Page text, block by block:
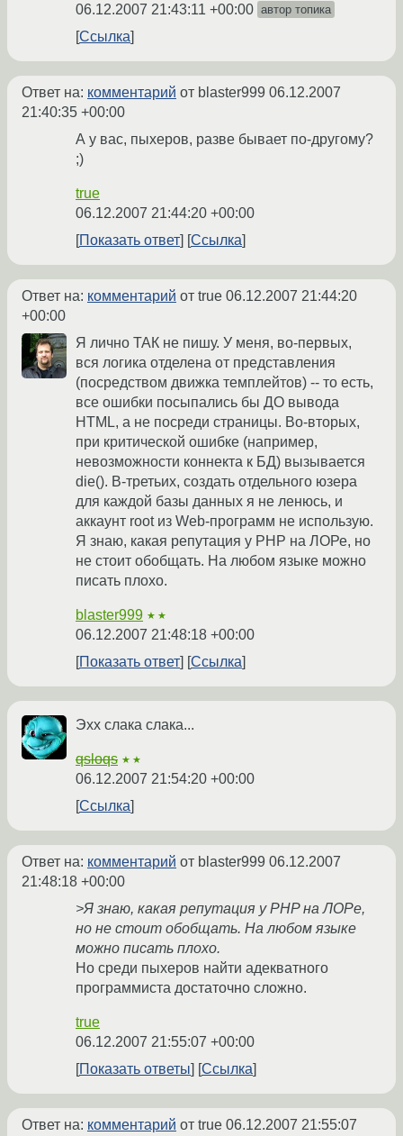
06.12.2007 21:43:11 +00:00 автор топика
Ссылка
Ответ на: комментарий от blaster999 06.12.2007
21:40:35 +00:00
А у вас, пыхеров, разве бывает по-другому?
;)
true
06.12.2007 21:44:20 +00:00
Показать ответ
Ссылка
Ответ на: комментарий от true 06.12.2007 21:44:20
+00:00
Я лично ТАК не пишу. У меня, во-первых,
вся логика отделена от представления
(посредством движка темплейтов) -- то есть,
все ошибки посыпались бы ДО вывода
HTML, а не посреди страницы. Во-вторых,
при критической ошибке (например,
невозможности коннекта к БД) вызывается
die(). В-третьих, создать отдельного юзера
для каждой базы данных я не ленюсь, и
аккаунт root из Web-программ не использую.
Я знаю, какая репутация у PHP на ЛОРе, но
не стоит обобщать. На любом языке можно
писать плохо.
blaster999 ★★
06.12.2007 21:48:18 +00:00
Показать ответ
Ссылка
Эхх слака слака...
qsloqs ★★
06.12.2007 21:54:20 +00:00
Ссылка
Ответ на: комментарий от blaster999 06.12.2007
21:48:18 +00:00
>Я знаю, какая репутация у PHP на ЛОРе,
но не стоит обобщать. На любом языке
можно писать плохо.
Но среди пыхеров найти адекватного
программиста достаточно сложно.
true
06.12.2007 21:55:07 +00:00
Показать ответы
Ссылка
Ответ на: комментарий от true 06.12.2007 21:55:07